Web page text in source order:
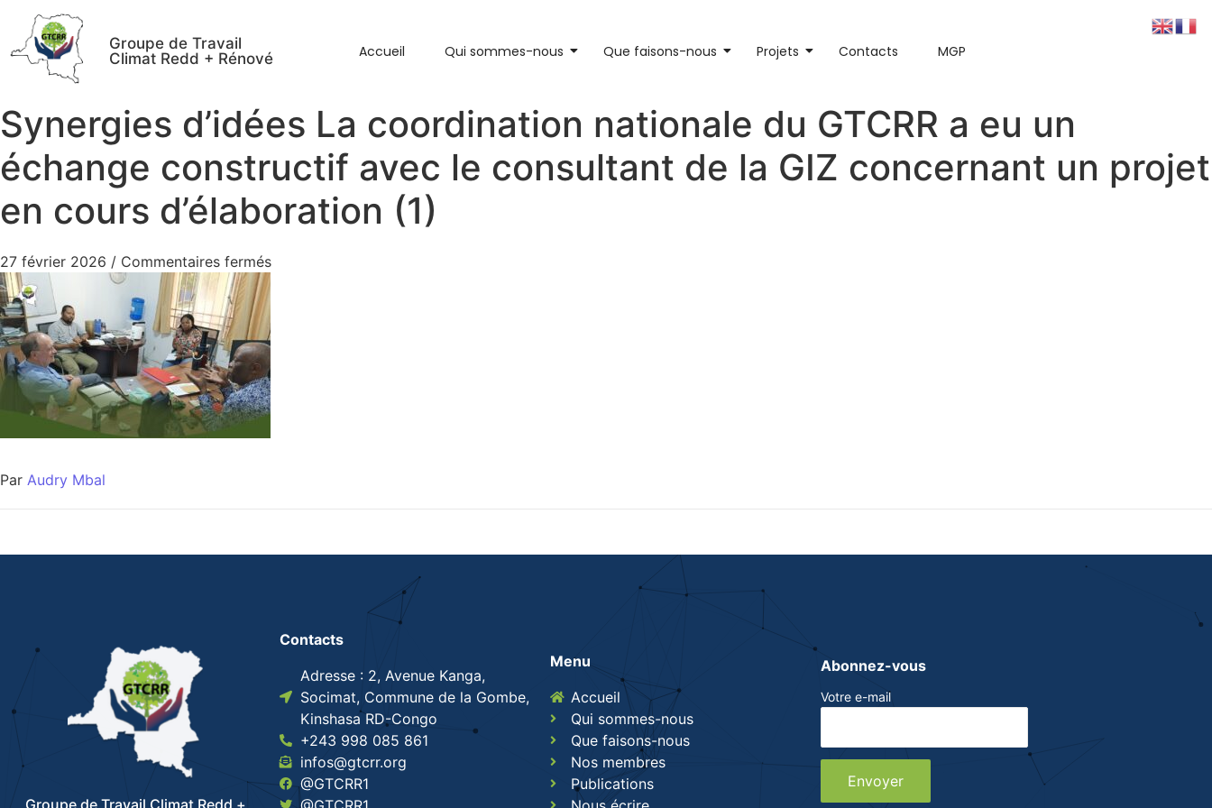
Groupe de Travail
Climat Redd + Rénové
Accueil Qui sommes-nous Que faisons-nous Projets Contacts MGP
Synergies d’idées La coordination nationale du GTCRR a eu un
échange constructif avec le consultant de la GIZ concernant un projet
en cours d’élaboration (1)
27 février 2026 / Commentaires fermés
Par Audry Mbal
Contacts
Adresse : 2, Avenue Kanga,
Socimat, Commune de la Gombe,
Kinshasa RD-Congo
+243 998 085 861
infos@gtcrr.org
@GTCRR1
Menu
Accueil
Qui sommes-nous
Que faisons-nous
Nos membres
Publications
Abonnez-vous
Votre e-mail